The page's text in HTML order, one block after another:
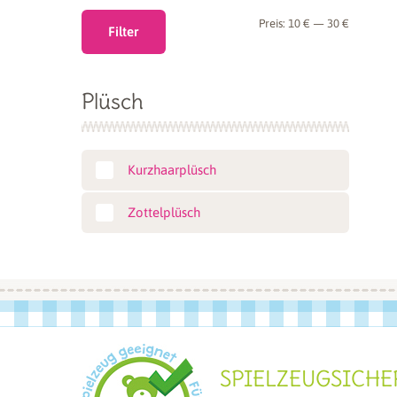
Filter
Preis: 10 € — 30 €
Plüsch
Kurzhaarplüsch
Zottelplüsch